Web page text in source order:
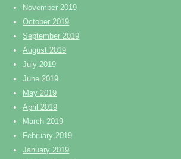
November 2019
October 2019
September 2019
August 2019
July 2019
June 2019
May 2019
April 2019
March 2019
February 2019
January 2019